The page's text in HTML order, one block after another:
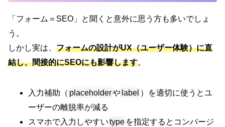
「フォーム＝SEO」と聞くと意外に思う方も多いでしょ
う。
しかし実は、 フォームの設計がUX（ユーザー体験）に直
結し、間接的にSEOにも影響します。
入力補助（ placeholderや label ）を適切に使うとユ
ーザーの離脱率が減る
スマホで入力しやすいtype を指定するとコンバージ